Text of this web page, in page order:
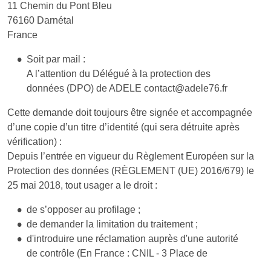
11 Chemin du Pont Bleu
76160 Darnétal
France
Soit par mail :
A l’attention du Délégué à la protection des
données (DPO) de ADELE contact@adele76.fr
Cette demande doit toujours être signée et accompagnée
d’une copie d’un titre d’identité (qui sera détruite après
vérification) :
Depuis l’entrée en vigueur du Règlement Européen sur la
Protection des données (RÈGLEMENT (UE) 2016/679) le
25 mai 2018, tout usager a le droit :
de s’opposer au profilage ;
de demander la limitation du traitement ;
d'introduire une réclamation auprès d'une autorité
de contrôle (En France : CNIL - 3 Place de